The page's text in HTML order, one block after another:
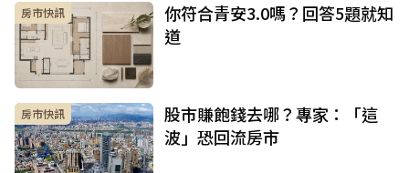
房市快訊
你符合青安3.0嗎？回答5題就知
道
房市快訊
股市賺飽錢去哪？專家：「這
波」恐回流房市